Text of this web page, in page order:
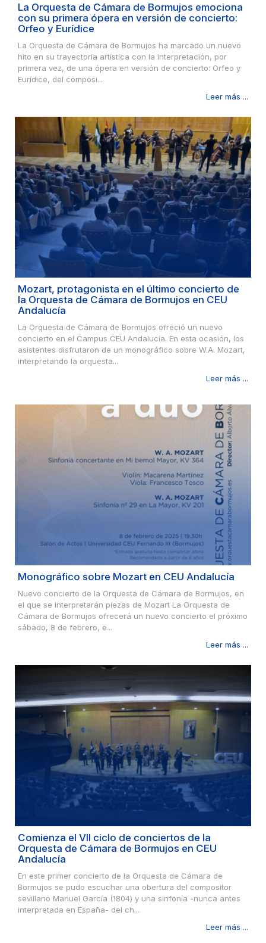
La Orquesta de Cámara de Bormujos emociona
con su primera ópera en versión de concierto:
Orfeo y Eurídice
La Orquesta de Cámara de Bormujos ha marcado un nuevo
hito en su trayectoria artística con la interpretación, por
primera vez, de una ópera en versión de concierto: Orfeo y
Eurídice, del composi...
Leer más ...
Mozart, protagonista en el último concierto de
la Orquesta de Cámara de Bormujos en CEU
Andalucía
La Orquesta de Cámara de Bormujos ofreció un nuevo
concierto en el Campus CEU Andalucía. En esta ocasión, los
asistentes disfrutaron de un monográfico sobre W.A. Mozart,
interpretando la orquesta...
Leer más ...
Monográfico sobre Mozart en CEU Andalucía
Nuevo concierto de la Orquesta de Cámara de Bormujos, en
el que se interpretarán piezas de Mozart La Orquesta de
Cámara de Bormujos ofrecerá un nuevo concierto el próximo
sábado, 8 de febrero, e...
Leer más ...
Comienza el VII ciclo de conciertos de la
Orquesta de Cámara de Bormujos en CEU
Andalucía
En este primer concierto de la Orquesta de Cámara de
Bormujos se pudo escuchar una obertura del compositor
sevillano Manuel García (1804) y una sinfonía -nunca antes
interpretada en España- del ch...
Leer más ...